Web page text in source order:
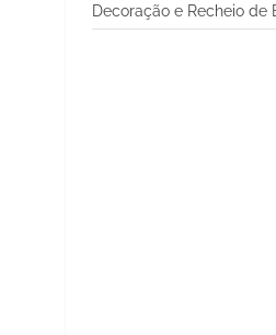
Decoração e Recheio de